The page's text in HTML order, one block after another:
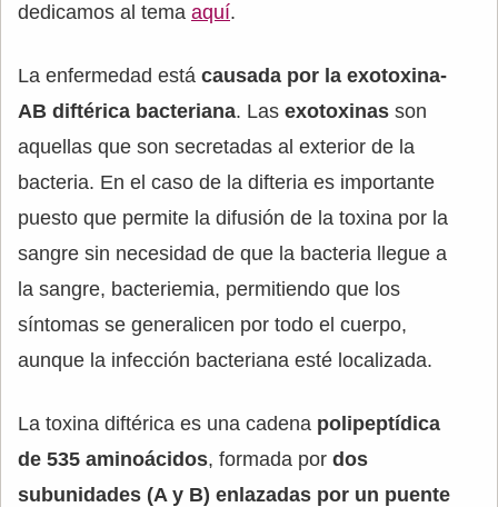
dedicamos al tema aquí.
La enfermedad está causada por la exotoxina-
AB diftérica bacteriana. Las exotoxinas son
aquellas que son secretadas al exterior de la
bacteria. En el caso de la difteria es importante
puesto que permite la difusión de la toxina por la
sangre sin necesidad de que la bacteria llegue a
la sangre, bacteriemia, permitiendo que los
síntomas se generalicen por todo el cuerpo,
aunque la infección bacteriana esté localizada.
La toxina diftérica es una cadena polipeptídica
de 535 aminoácidos, formada por dos
subunidades (A y B) enlazadas por un puente